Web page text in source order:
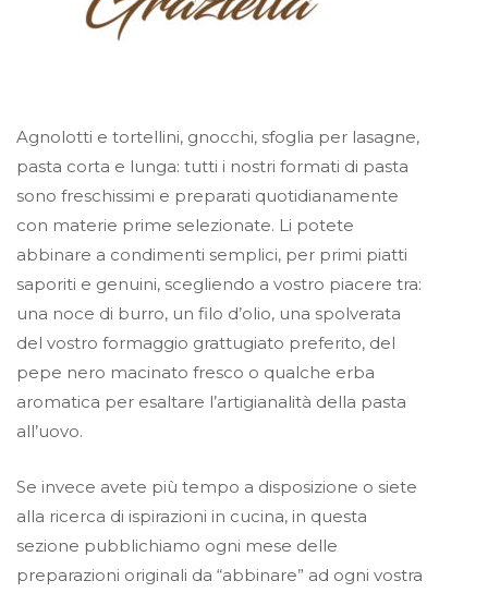
Agnolotti e tortellini, gnocchi, sfoglia per lasagne,
pasta corta e lunga: tutti i nostri formati di pasta
sono freschissimi e preparati quotidianamente
con materie prime selezionate. Li potete
abbinare a condimenti semplici, per primi piatti
saporiti e genuini, scegliendo a vostro piacere tra:
una noce di burro, un filo d’olio, una spolverata
del vostro formaggio grattugiato preferito, del
pepe nero macinato fresco o qualche erba
aromatica per esaltare l’artigianalità della pasta
all’uovo.
Se invece avete più tempo a disposizione o siete
alla ricerca di ispirazioni in cucina, in questa
sezione pubblichiamo ogni mese delle
preparazioni originali da “abbinare” ad ogni vostra